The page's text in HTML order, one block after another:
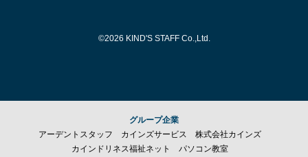
©2026 KIND'S STAFF Co.,Ltd.
グループ企業
アーデントスタッフ
カインズサービス
株式会社カインズ
カインドリネス福祉ネット
パソコン教室